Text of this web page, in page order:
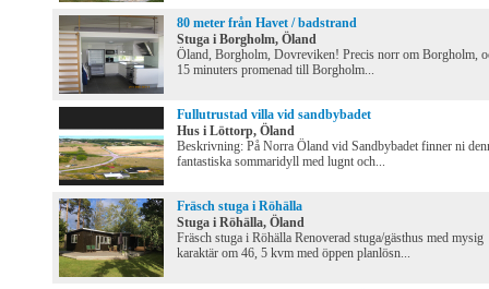
80 meter från Havet / badstrand
Stuga i Borgholm, Öland
Öland, Borgholm, Dovreviken! Precis norr om Borgholm,
15 minuters promenad till Borgholm...
Fullutrustad villa vid sandbybadet
Hus i Löttorp, Öland
Beskrivning: På Norra Öland vid Sandbybadet finner ni
fantastiska sommaridyll med lugnt och...
Fräsch stuga i Röhälla
Stuga i Röhälla, Öland
Fräsch stuga i Röhälla Renoverad stuga/gästhus med mysig
karaktär om 46, 5 kvm med öppen planlösn...